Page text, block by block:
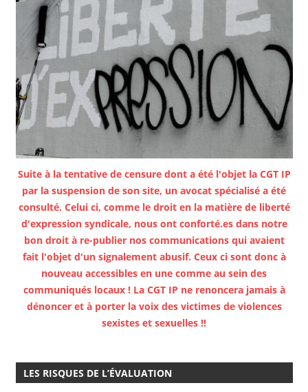
Suite à la tentative de censure dont a été l'objet la CGT IP
par la suspension de son site, un avocat spécialisé a été
consulté. Celui ci, comme le droit en la matière de liberté
d'expression syndicale, nous ont conforté.es dans notre
bon droit à re-publier nos communications qui avaient
fait l'objet d'un signalement abusif. Ceux ci sont donc à
nouveau accessibles en une comme au sein des
communiqués locaux ! La CGT IP ne renoncera jamais à
dénoncer et à porter la voix des victimes de violences
sexistes et sexuelles !!
LES RISQUES DE L’ÉVALUATION